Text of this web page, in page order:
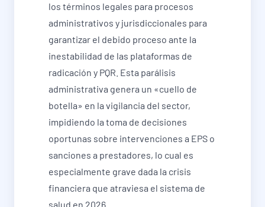
los términos legales para procesos
administrativos y jurisdiccionales para
garantizar el debido proceso ante la
inestabilidad de las plataformas de
radicación y PQR. Esta parálisis
administrativa genera un «cuello de
botella» en la vigilancia del sector,
impidiendo la toma de decisiones
oportunas sobre intervenciones a EPS o
sanciones a prestadores, lo cual es
especialmente grave dada la crisis
financiera que atraviesa el sistema de
salud en 2026.